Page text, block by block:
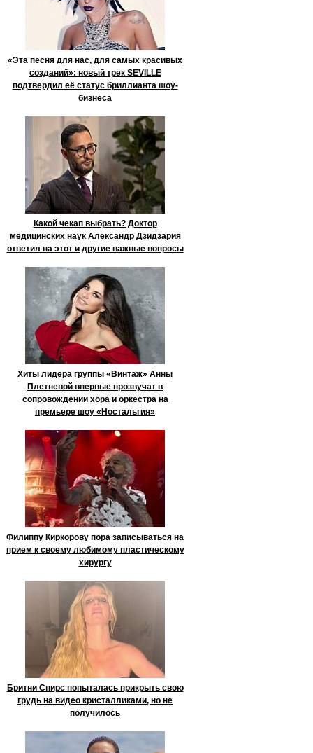
«Эта песня для нас, для самых красивых
созданий»: новый трек SEVILLE
подтвердил её статус бриллианта шоу-
бизнеса
Какой чекап выбрать? Доктор
медицинских наук Александр Дзидзария
ответил на этот и другие важные вопросы
Хиты лидера группы «Винтаж» Анны
Плетневой впервые прозвучат в
сопровождении хора и оркестра на
премьере шоу «Ностальгия»
Филиппу Киркорову пора записываться на
прием к своему любимому пластическому
хирургу
Бритни Спирс попыталась прикрыть свою
грудь на видео кристалликами, но не
получилось